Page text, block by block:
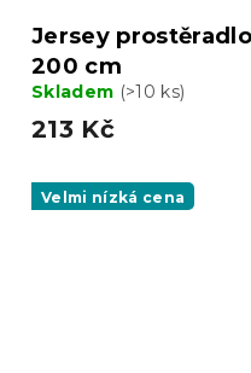
Jersey
200 cm
Skladem (>10 ks)
213 Kč
Velmi nízká cena